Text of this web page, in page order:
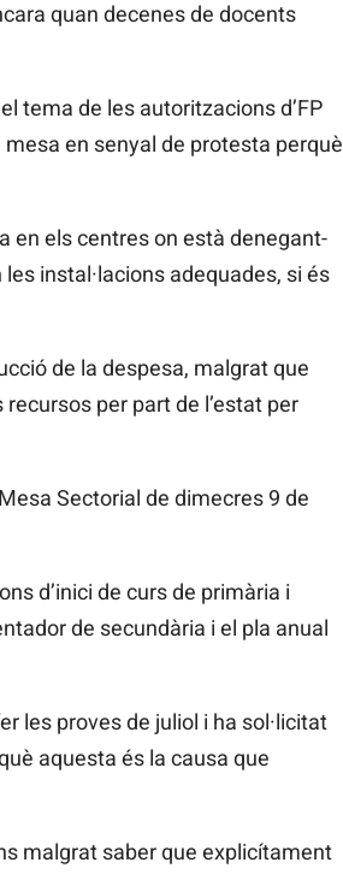
quan decenes de docents
tema de les autoritzacions d’FP
en senyal de protesta perquè
en els centres on està denegant-
instal·lacions adequades, si és
de la despesa, malgrat que
per part de l’estat per
Sectorial de dimecres 9 de
d’inici de curs de primària i
de secundària i el pla anual
les proves de juliol i ha sol·licitat
aquesta és la causa que
malgrat saber que explicítament